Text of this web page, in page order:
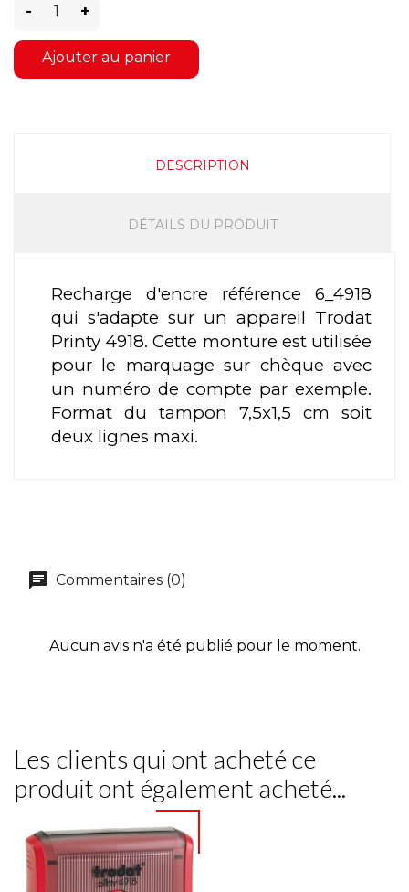
- +
Ajouter au panier
DESCRIPTION
DÉTAILS DU PRODUIT
Recharge d'encre référence 6_4918
qui s'adapte sur un appareil Trodat
Printy 4918. Cette monture est utilisée
pour le marquage sur chèque avec
un numéro de compte par exemple.
Format du tampon 7,5x1,5 cm soit
deux lignes maxi.
Commentaires (0)
Aucun avis n'a été publié pour le moment.
Les clients qui ont acheté ce
produit ont également acheté...